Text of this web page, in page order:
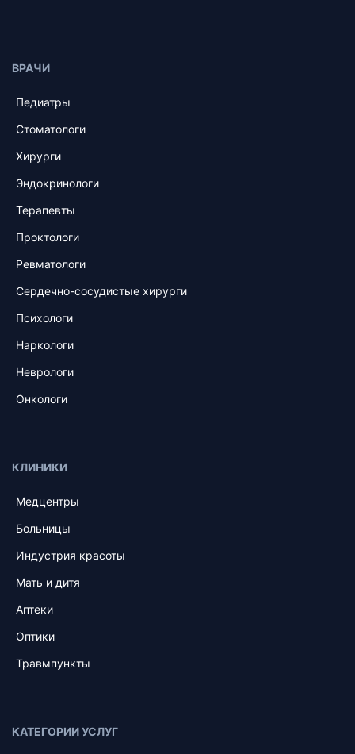
ВРАЧИ
Педиатры
Стоматологи
Хирурги
Эндокринологи
Терапевты
Проктологи
Ревматологи
Сердечно-сосудистые хирурги
Психологи
Наркологи
Неврологи
Онкологи
КЛИНИКИ
Медцентры
Больницы
Индустрия красоты
Мать и дитя
Аптеки
Оптики
Травмпункты
КАТЕГОРИИ УСЛУГ